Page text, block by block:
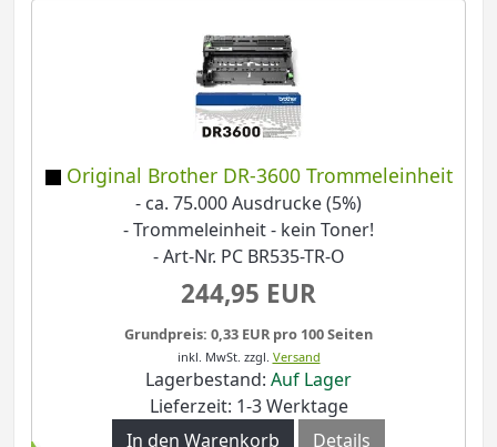
Original Brother DR-3600 Trommeleinheit
- ca. 75.000 Ausdrucke (5%)
- Trommeleinheit - kein Toner!
- Art-Nr. PC BR535-TR-O
244,95 EUR
Grundpreis: 0,33 EUR pro 100 Seiten
inkl. MwSt. zzgl. Versand
Lagerbestand: Auf Lager
Lieferzeit: 1-3 Werktage
In den Warenkorb
Details